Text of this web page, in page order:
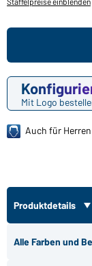
Mit Logo
Auch für
Produktdetails
Alle Farben und